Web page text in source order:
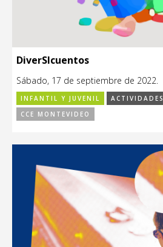
DiverSIcuentos
Sábado, 17 de septiembre de 2022.
INFANTIL Y JUVENIL
ACTIVIDADES
CCE MONTEVIDEO